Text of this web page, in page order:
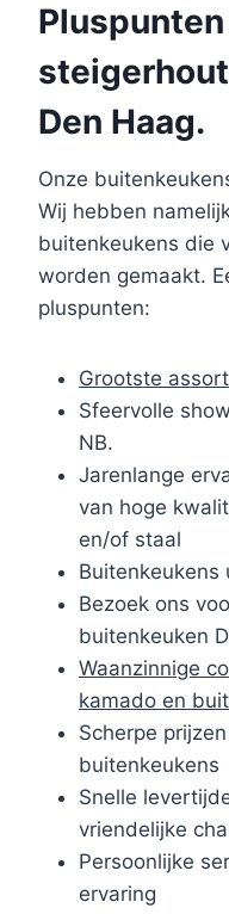
Den Haag.
Onze
Wij hebben
buitenkeukens die
worden gemaakt.
pluspunten:
Grootste
Sfeervolle
NB.
Jarenlange
van hoge
en/of staal
Buitenkeukens
Bezoek ons
buitenkeuken
Waanzinnige
kamado en
Scherpe
buitenkeukens
Snelle
vriendelijke
Persoonlijke
ervaring